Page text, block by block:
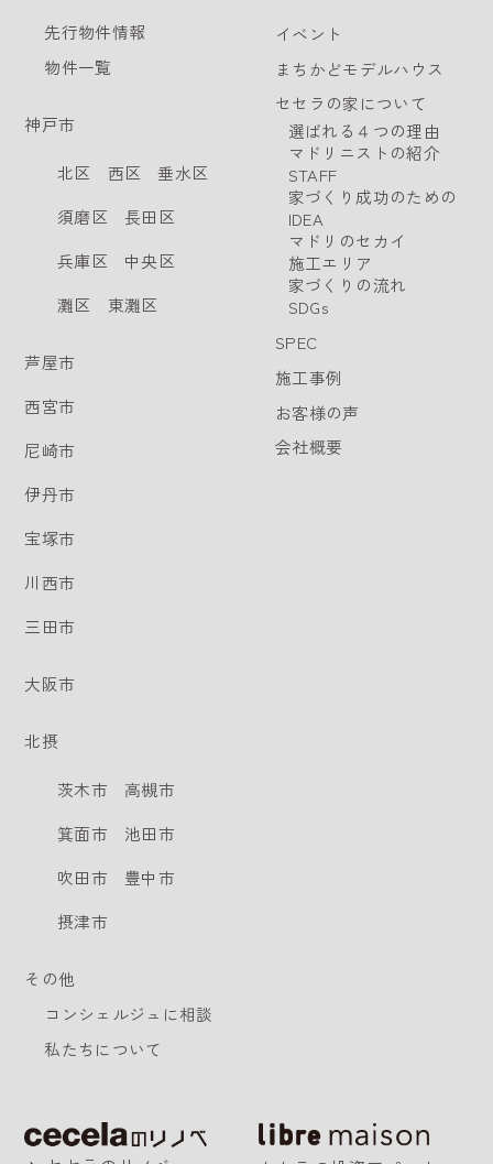
先行物件情報
物件一覧
神戸市
北区 西区
垂水区
須磨区
長田区
兵庫区
中央区
灘区
東灘区
芦屋市
西宮市
尼崎市
伊丹市
宝塚市
川西市
三田市
大阪市
北摂
茨木市
高槻市
箕面市
池田市
吹田市
豊中市
摂津市
その他
コンシェルジュに相談
私たちについて
イベント
まちかどモデルハウス
セセラの家について
選ばれる４つの理由
マドリニストの紹介
STAFF
家づくり成功のための
IDEA
マドリのセカイ
施工エリア
家づくりの流れ
SDGs
SPEC
施工事例
お客様の声
会社概要